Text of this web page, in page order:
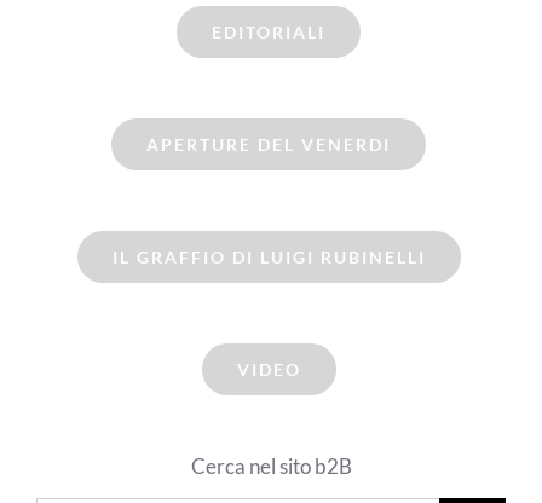
EDITORIALI
APERTURE DEL VENERDI
IL GRAFFIO DI LUIGI RUBINELLI
VIDEO
Cerca nel sito b2B